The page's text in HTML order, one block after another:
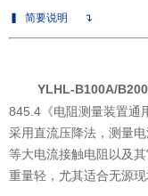
简要说明 ↴
YLHL-B100A/
845.4《电阻测量装置通
采用直流压降法，测量
等大电流接触电阻以及
重量轻，尤其适合无源现